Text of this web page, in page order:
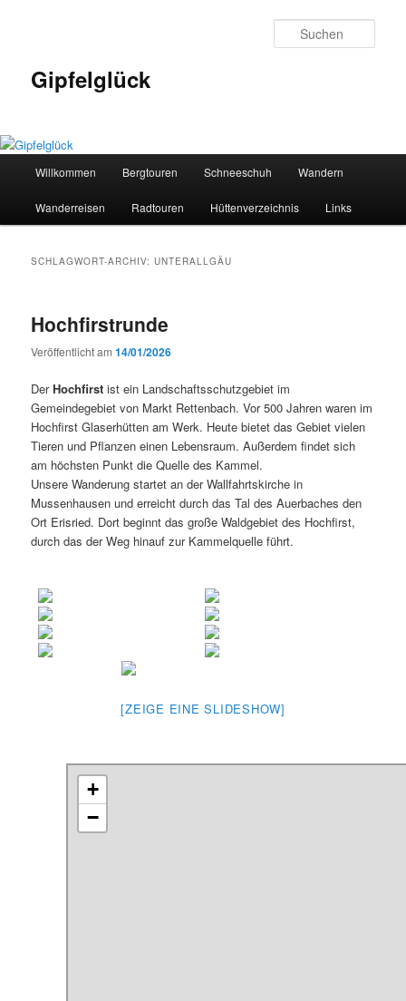
Gipfelglück
Willkommen Bergtouren Schneeschuh Wandern
Wanderreisen Radtouren Hüttenverzeichnis Links
SCHLAGWORT-ARCHIV:UNTERALLGÄU
Hochfirstrunde
Veröffentlicht am14/01/2026
DerHochfirst ist ein Landschaftsschutzgebiet im
Gemeindegebiet von Markt Rettenbach. Vor 500 Jahren waren im
Hochfirst Glaserhütten am Werk. Heute bietet das Gebiet vielen
Tieren und Pflanzen einen Lebensraum. Außerdem findet sich
am höchsten Punkt die Quelle des Kammel.
Unsere Wanderung startet an der Wallfahrtskirche in
Mussenhausen und erreicht durch das Tal des Auerbaches den
Ort Erisried. Dort beginnt das große Waldgebiet des Hochfirst,
durch das der Weg hinauf zur Kammelquelle führt.
[ZEIGE EINE SLIDESHOW]
+
−